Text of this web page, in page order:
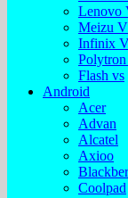
Lenovo
Meizu
Infinix
Flash vs
Android
Acer
Advan
Alcatel
Axioo
Coolpad